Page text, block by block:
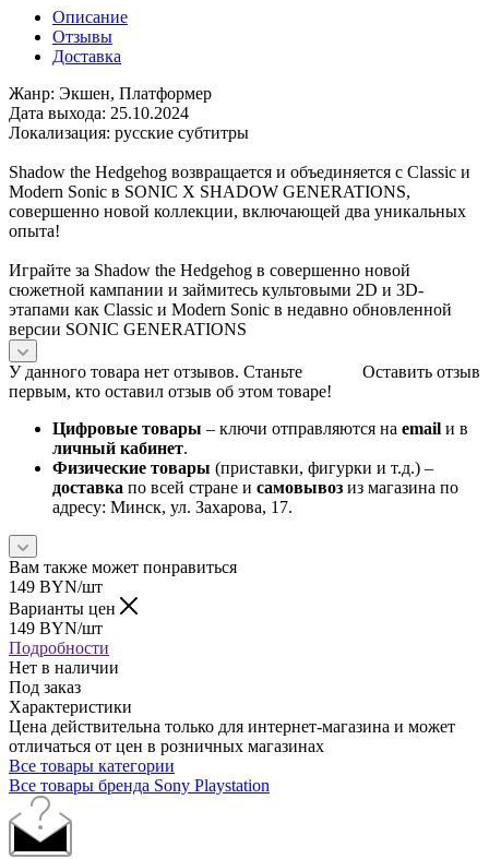
Описание
Отзывы
Доставка
Жанр: Экшен, Платформер
Дата выхода: 25.10.2024
Локализация: русские субтитры
Shadow the Hedgehog возвращается и объединяется с Classic и
Modern Sonic в SONIC X SHADOW GENERATIONS,
совершенно новой коллекции, включающей два уникальных
опыта!
Играйте за Shadow the Hedgehog в совершенно новой
сюжетной кампании и займитесь культовыми 2D и 3D-
этапами как Classic и Modern Sonic в недавно обновленной
версии SONIC GENERATIONS
Оставить отзыв
У данного товара нет отзывов. Станьте
первым, кто оставил отзыв об этом товаре!
Цифровые товары – ключи отправляются на email и в
личный кабинет.
Физические товары (приставки, фигурки и т.д.) –
доставка по всей стране и самовывоз из магазина по
адресу: Минск, ул. Захарова, 17.
Вам также может понравиться
149 BYN/шт
Варианты цен
149 BYN/шт
Подробности
Нет в наличии
Под заказ
Характеристики
Цена действительна только для интернет-магазина и может
отличаться от цен в розничных магазинах
Все товары категории
Все товары бренда Sony Playstation